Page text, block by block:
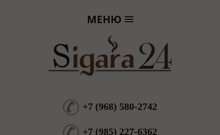
МЕНЮ
+7 (968) 580-2742
+7 (985) 227-6362